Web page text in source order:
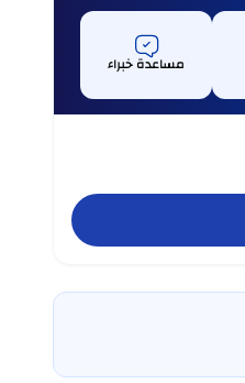
مساعدة خبراء